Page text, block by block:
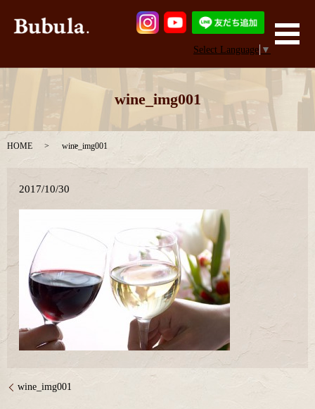
Select Language ▼
メ
wine_img001
HOME wine_img001
2017/10/30
wine_img001